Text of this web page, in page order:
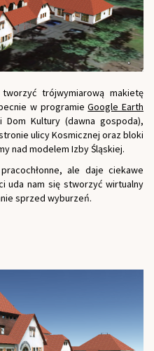
trójwymiarową makietę
w programieGoogle Earth
Kultury (dawna gospoda),
ulicy Kosmicznej oraz bloki
nad modelem Izby Śląskiej.
ale daje ciekawe
uda nam się stworzyć wirtualny
sprzed wyburzeń.